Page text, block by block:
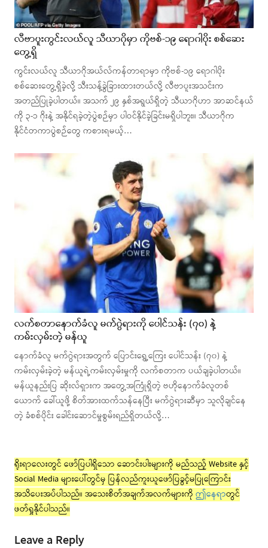
လီဗာပူးကွင်းလယ်လူ သီယာဂိုမှာ ကိုဗစ်-၁၉ ရောဂါပိုး စစ်ဆေး
တွေ့ရှိ
ကွင်းလယ်လူ သီယာဂိုအယ်လ်ကန်တာရာမှာ ကိုဗစ်-၁၉ ရောဂါပိုး
စစ်ဆေးတွေ့ရှိခဲ့လို့ သီးသန့်ခွဲခြားထားတယ်လို့ လီဗာပူးအသင်းက
အတည်ပြုခဲ့ပါတယ်။ အသက် ၂၉ နှစ်အရွယ်ရှိတဲ့ သီယာဂိုဟာ အာဆင်နယ်
ကို ၃-၁ ဂိုးနဲ့ အနိုင်ရခဲ့တဲ့ပွဲစဉ်မှာ ပါဝင်နိုင်ခဲ့ခြင်းမရှိပါဘူး။ သီယာဂိုက
နိုင်ငံတကာပွဲစဉ်တွေ ကစားရမယ့်…
လက်စတာနောက်ခံလူ မက်ဂွဲရားကို ပေါင်သန်း (၇၀) နဲ့
ကမ်းလှမ်းတဲ့ မန်ယူ
နောက်ခံလူ မက်ဂွဲရားအတွက် ပြောင်းရွှေ့ကြေး ပေါင်သန်း (၇၀) နဲ့
ကမ်းလှမ်းခဲ့တဲ့ မန်ယူရဲ့ကမ်းလှမ်းမှုကို လက်စတာက ပယ်ချခဲ့ပါတယ်။
မန်ယူနည်းပြ ဆိုးလ်ရှားက အတွေ့အကြုံရှိတဲ့ ဗဟိုနောက်ခံလူတစ်
ယောက် ခေါ်ယူဖို့ စိတ်အားထက်သန်နေပြီး မက်ဂွဲရားဆီမှာ သူလိုချင်နေ
တဲ့ ခံစစ်ပိုင်း ခေါင်းဆောင်မှုစွမ်းရည်ရှိတယ်လို့…
ရိုးရာလေးတွင် ဖော်ပြပါရှိသော ဆောင်းပါးများကို မည်သည့် Website နှင့်
Social Media များပေါ်တွင်မှ ပြန်လည်ကူးယူဖော်ပြခွင့်မပြုကြောင်း
အသိပေးအပ်ပါသည်။ အသေးစိတ်အချက်အလက်များကို ဤနေရာတွင်
ဖတ်ရှုနိုင်ပါသည်။
Leave a Reply